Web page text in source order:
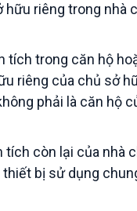
riêng trong nhà
tích trong căn hộ
riêng của chủ sở
phải là căn hộ
còn lại của nhà
bị sử dụng